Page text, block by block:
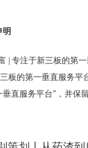
明
| 专注于新三板的第
板的第一垂直服务
直服务平台"，并保